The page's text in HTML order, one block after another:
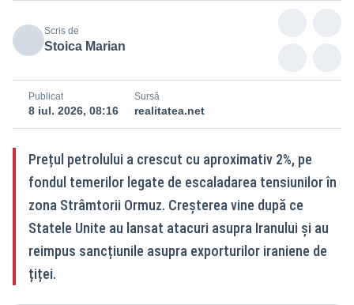
Scris de
Stoica Marian
Publicat
8 iul. 2026, 08:16
Sursă
realitatea.net
Prețul petrolului a crescut cu aproximativ 2%, pe
fondul temerilor legate de escaladarea tensiunilor în
zona Strâmtorii Ormuz. Creșterea vine după ce
Statele Unite au lansat atacuri asupra Iranului și au
reimpus sancțiunile asupra exporturilor iraniene de
țiței.